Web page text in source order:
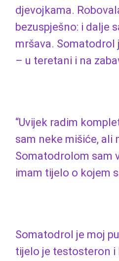
djevojkama.
bezuspješno: i dalje
mršava. Somatodrol
– u teretani i na
“Uvijek radim
sam neke mišiće, ali
Somatodrolom sam
imam tijelo o kojem
Somatodrol je moj
tijelo je testosteron i